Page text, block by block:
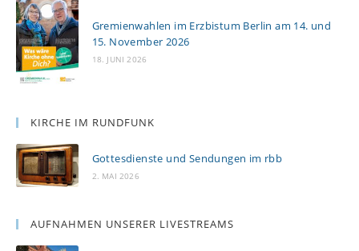
Gremienwahlen im Erzbistum Berlin am 14. und
15. November 2026
18. JUNI 2026
KIRCHE IM RUNDFUNK
Gottesdienste und Sendungen im rbb
2. MAI 2026
AUFNAHMEN UNSERER LIVESTREAMS